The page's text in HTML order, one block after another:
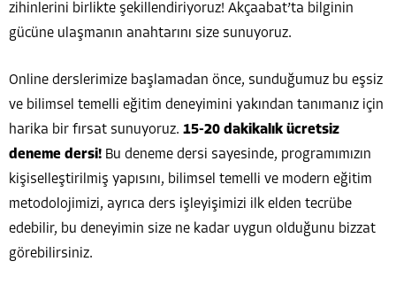
zihinlerini birlikte şekillendiriyoruz! Akçaabat’ta bilginin
gücüne ulaşmanın anahtarını size sunuyoruz.
Online derslerimize başlamadan önce, sunduğumuz bu eşsiz
ve bilimsel temelli eğitim deneyimini yakından tanımanız için
harika bir fırsat sunuyoruz. 15-20 dakikalık ücretsiz
deneme dersi! Bu deneme dersi sayesinde, programımızın
kişiselleştirilmiş yapısını, bilimsel temelli ve modern eğitim
metodolojimizi, ayrıca ders işleyişimizi ilk elden tecrübe
edebilir, bu deneyimin size ne kadar uygun olduğunu bizzat
görebilirsiniz.